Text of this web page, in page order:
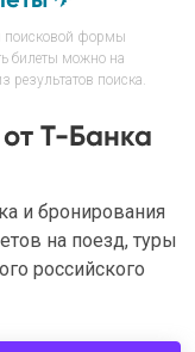
поисковой формы
билеты можно на
результатов поиска.
Т-Банка
и бронирования
на поезд, туры
российского